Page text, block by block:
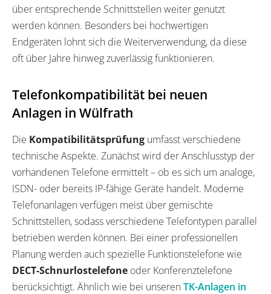
über entsprechende Schnittstellen weiter genutzt
werden können. Besonders bei hochwertigen
Endgeräten lohnt sich die Weiterverwendung, da diese
oft über Jahre hinweg zuverlässig funktionieren.
Telefonkompatibilität bei neuen
Anlagen in Wülfrath
Die Kompatibilitätsprüfung umfasst verschiedene
technische Aspekte. Zunächst wird der Anschlusstyp der
vorhandenen Telefone ermittelt – ob es sich um analoge,
ISDN- oder bereits IP-fähige Geräte handelt. Moderne
Telefonanlagen verfügen meist über gemischte
Schnittstellen, sodass verschiedene Telefontypen parallel
betrieben werden können. Bei einer professionellen
Planung werden auch spezielle Funktionstelefone wie
DECT-Schnurlostelefone oder Konferenztelefone
berücksichtigt. Ähnlich wie bei unserenTK-Anlagen in